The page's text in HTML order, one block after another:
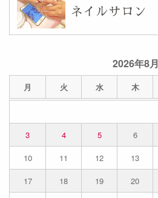
2026年8月
月 火 水 木
3
4 5 6
10
11 12 13
17
18 19 20
ネイルサロン